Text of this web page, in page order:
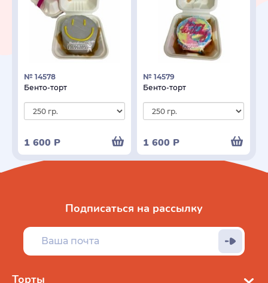
№ 14578
Бенто-торт
1 600 Р
№ 14579
Бенто-торт
1 600 Р
Торты
Подписаться на рассылку